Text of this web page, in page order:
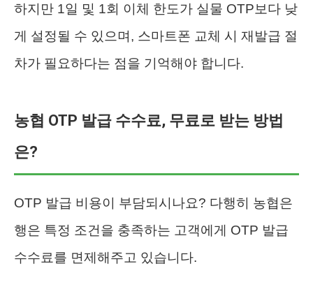
하지만 1일 및 1회 이체 한도가 실물 OTP보다 낮
게 설정될 수 있으며, 스마트폰 교체 시 재발급 절
차가 필요하다는 점을 기억해야 합니다.
농협 OTP 발급 수수료, 무료로 받는 방법
은?
OTP 발급 비용이 부담되시나요? 다행히 농협은
행은 특정 조건을 충족하는 고객에게 OTP 발급
수수료를 면제해주고 있습니다.